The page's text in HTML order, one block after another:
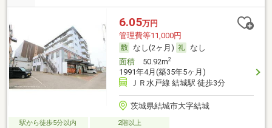
6.05万円
管理費等11,000円
なし(2ヶ月)
なし
面積50.92m2
1991年4月(築35年5ヶ月)
ＪＲ水戸線 結城駅 徒歩3分
茨城県結城市大字結城
駅から徒歩5分以内 2階以上